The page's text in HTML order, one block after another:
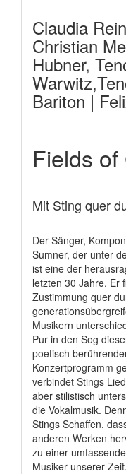
Claudia
Christian
Hubner,
Bariton |
Fields
Mit Sting quer
Der Sänger,
Sumner, der unter
ist eine der
letzten 30 Jahre. Er
Zustimmung quer
Musikern
Pur in den Sog
poetisch
Konzertprogramm
verbindet Stings
aber stilistisch
die Vokalmusik.
Stings Schaffen,
anderen Werken
zu einer
Musiker unserer Zeit.